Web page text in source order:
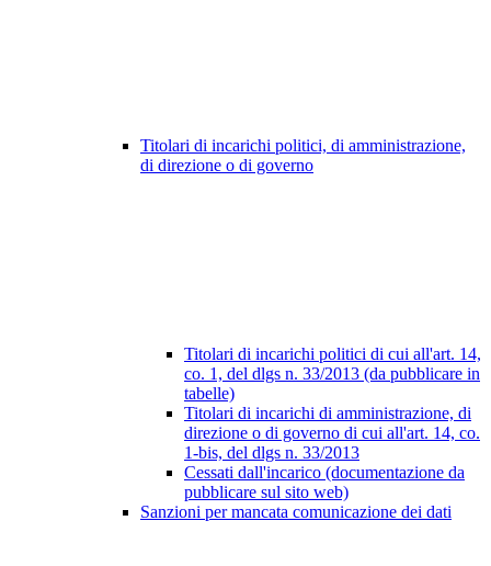
Titolari di incarichi politici, di amministrazione,
di direzione o di governo
Titolari di incarichi politici di cui all'art. 14,
co. 1, del dlgs n. 33/2013 (da pubblicare in
tabelle)
Titolari di incarichi di amministrazione, di
direzione o di governo di cui all'art. 14, co.
1-bis, del dlgs n. 33/2013
Cessati dall'incarico (documentazione da
pubblicare sul sito web)
Sanzioni per mancata comunicazione dei dati